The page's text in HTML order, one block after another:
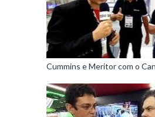
Cummins e Meritor com o